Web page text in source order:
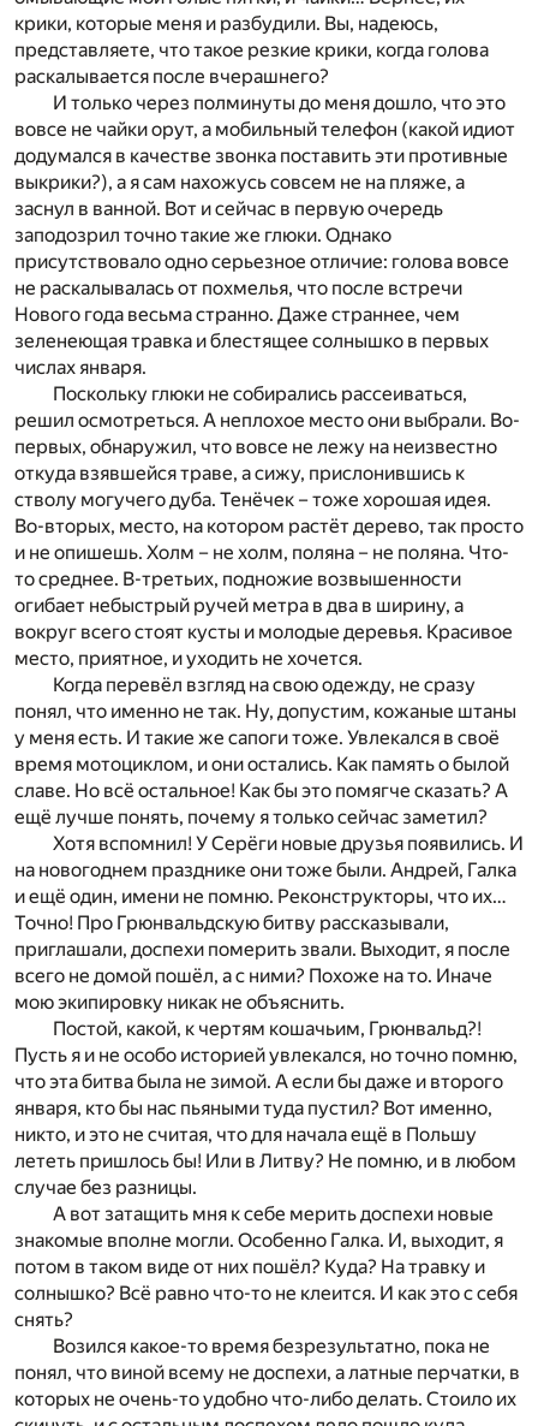
крики, которые меня и разбудили. Вы, надеюсь,
представляете, что такое резкие крики, когда голова
раскалывается после вчерашнего?
И только через полминуты до меня дошло, что это
вовсе не чайки орут, а мобильный телефон (какой идиот
додумался в качестве звонка поставить эти противные
выкрики?), а я сам нахожусь совсем не на пляже, а
заснул в ванной. Вот и сейчас в первую очередь
заподозрил точно такие же глюки. Однако
присутствовало одно серьезное отличие: голова вовсе
не раскалывалась от похмелья, что после встречи
Нового года весьма странно. Даже страннее, чем
зеленеющая травка и блестящее солнышко в первых
числах января.
Поскольку глюки не собирались рассеиваться,
решил осмотреться. А неплохое место они выбрали. Во-
первых, обнаружил, что вовсе не лежу на неизвестно
откуда взявшейся траве, а сижу, прислонившись к
стволу могучего дуба. Тенёчек – тоже хорошая идея.
Во-вторых, место, на котором растёт дерево, так просто
и не опишешь. Холм – не холм, поляна – не поляна. Что-
то среднее. В-третьих, подножие возвышенности
огибает небыстрый ручей метра в два в ширину, а
вокруг всего стоят кусты и молодые деревья. Красивое
место, приятное, и уходить не хочется.
Когда перевёл взгляд на свою одежду, не сразу
понял, что именно не так. Ну, допустим, кожаные штаны
у меня есть. И такие же сапоги тоже. Увлекался в своё
время мотоциклом, и они остались. Как память о былой
славе. Но всё остальное! Как бы это помягче сказать? А
ещё лучше понять, почему я только сейчас заметил?
Хотя вспомнил! У Серёги новые друзья появились. И
на новогоднем празднике они тоже были. Андрей, Галка
и ещё один, имени не помню. Реконструкторы, что их…
Точно! Про Грюнвальдскую битву рассказывали,
приглашали, доспехи померить звали. Выходит, я после
всего не домой пошёл, а с ними? Похоже на то. Иначе
мою экипировку никак не объяснить.
Постой, какой, к чертям кошачьим, Грюнвальд?!
Пусть я и не особо историей увлекался, но точно помню,
что эта битва была не зимой. А если бы даже и второго
января, кто бы нас пьяными туда пустил? Вот именно,
никто, и это не считая, что для начала ещё в Польшу
лететь пришлось бы! Или в Литву? Не помню, и в любом
случае без разницы.
А вот затащить мня к себе мерить доспехи новые
знакомые вполне могли. Особенно Галка. И, выходит, я
потом в таком виде от них пошёл? Куда? На травку и
солнышко? Всё равно что-то не клеится. И как это с себя
снять?
Возился какое-то время безрезультатно, пока не
понял, что виной всему не доспехи, а латные перчатки, в
которых не очень-то удобно что-либо делать. Стоило их